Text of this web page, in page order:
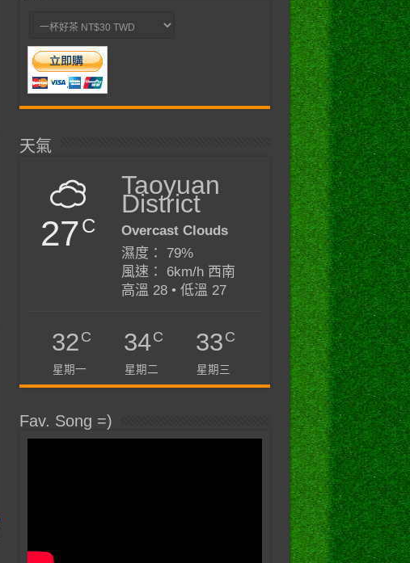
天氣
27C
Taoyuan
District
Overcast Clouds
濕度： 79%
風速： 6km/h 西南
高溫 28 • 低溫 27
32C
星期一
34C
星期二
33C
星期三
Fav. Song =)